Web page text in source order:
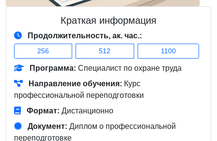
Краткая информация
Продолжительность, ак. час.:
256 512 1100
Программа: Специалист по охране труда
Направление обучения: Курс
профессиональной переподготовки
Формат: Дистанционно
Документ: Диплом о профессиональной
переподготовке